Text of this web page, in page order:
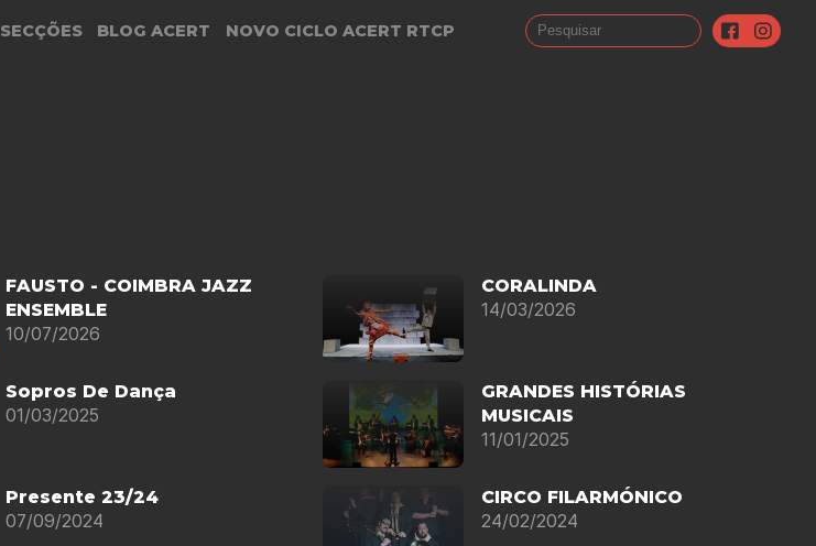
SECÇÕES BLOG ACERT NOVO CICLO ACERT RTCP
FAUSTO - COIMBRA JAZZ
ENSEMBLE
10/07/2026
CORALINDA
14/03/2026
Sopros De Dança
01/03/2025
GRANDES HISTÓRIAS
MUSICAIS
11/01/2025
Presente 23/24
07/09/2024
CIRCO FILARMÓNICO
24/02/2024